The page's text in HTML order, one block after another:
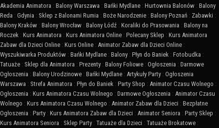
Akademia Animatora : Balony Warszawa : Bańki Mydlane : Hurtownia Balonów : Balony
Reda : Gdynia : Sklep z Balonami Rumia : Boże Narodzenie : Balony Poznań : Zabawki :
Balony Kraków : Balony Wrocław : Balony Łódź : Koraliki do Prasowania : Balony na
Roczek : Kurs Animatora : Kurs Animatora Online : Polecany Sklep : Kurs Animatora
Zabaw dla Dzieci Online : Kurs Online : Animator Zabaw dla Dzieci Online :
Wyszukiwarka Produktów : Bańki Mydlane : Balony : Płyn do Baniek : Fotobudka :
Tatuaże : Sklep dla Animatora : Prezenty : Balony Foliowe : Ogłoszenia : Darmowe
Ogłoszenia : Balony Urodzinowe : Bańki Mydlane : Artykuły Party : Ogłoszenia
Warszawa : Strefa Animatora : Płyn do Baniek : Party Shop : Animator Czasu Wolnego :
Ogłoszenia : Kurs Animatora Czasu Wolnego : Darmowe Ogłoszenia : Animator Czasu
Wolnego : Kurs Animatora Czasu Wolnego : Animator Zabaw dla Dzieci : Bezpłatne
Ogłoszenia : Party : Kurs Animatora Zabaw dla Dzieci : Animator Seniora : Party Sklep :
Kurs Animatora Seniora : Sklep Party : Tatuaże dla Dzieci : Tatuaże Brokatowe :